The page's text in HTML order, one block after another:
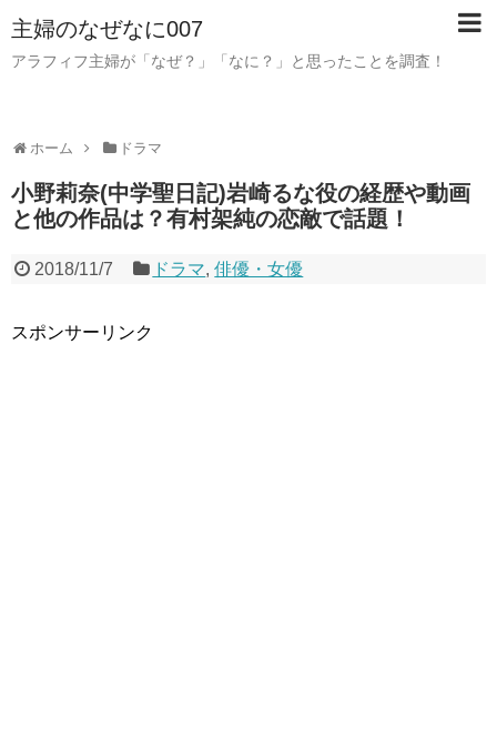
主婦のなぜなに007
アラフィフ主婦が「なぜ？」「なに？」と思ったことを調査！
ホーム ドラマ
小野莉奈(中学聖日記)岩崎るな役の経歴や動画
と他の作品は？有村架純の恋敵で話題！
2018/11/7 ドラマ,俳優・女優
スポンサーリンク